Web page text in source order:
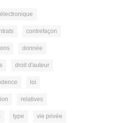
contrefaçon
donnée
droit d'auteur
loi
relatives
type vie privée